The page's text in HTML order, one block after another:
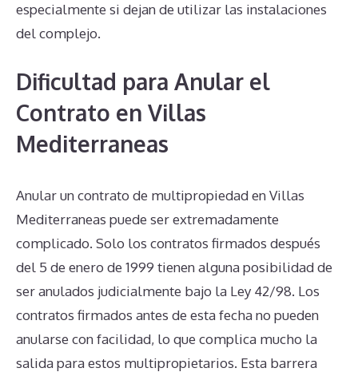
especialmente si dejan de utilizar las instalaciones
del complejo.
Dificultad para Anular el
Contrato en Villas
Mediterraneas
Anular un contrato de multipropiedad en Villas
Mediterraneas puede ser extremadamente
complicado. Solo los contratos firmados después
del 5 de enero de 1999 tienen alguna posibilidad de
ser anulados judicialmente bajo la Ley 42/98. Los
contratos firmados antes de esta fecha no pueden
anularse con facilidad, lo que complica mucho la
salida para estos multipropietarios. Esta barrera